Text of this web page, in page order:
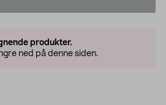
produkter.
ned på denne siden.